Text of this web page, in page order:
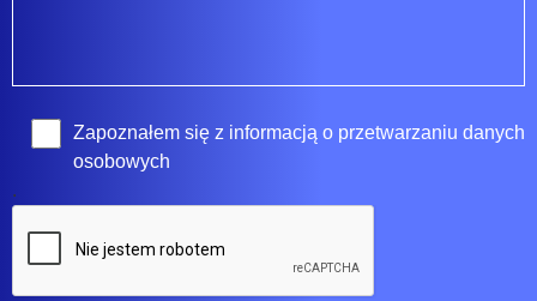
Zapoznałem się z informacją o przetwarzaniu danych
osobowych
.